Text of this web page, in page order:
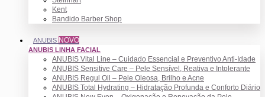
Kent
Bandido Barber Shop
ANUBIS NOVO
ANUBIS LINHA FACIAL
ANUBIS Vital Line – Cuidado Essencial e Preventivo Anti-Idade
ANUBIS Sensitive Care – Pele Sensível, Reativa e Intolerante
ANUBIS Regul Oil – Pele Oleosa, Brilho e Acne
ANUBIS Total Hydrating – Hidratação Profunda e Conforto Diário